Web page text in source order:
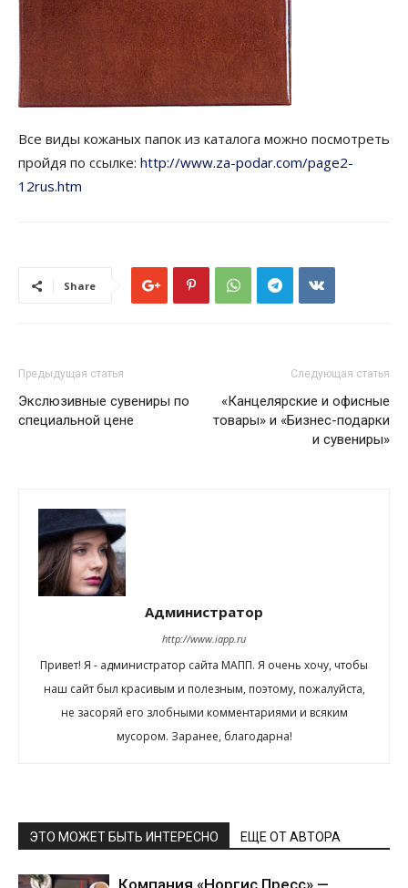
Все виды кожаных папок из каталога можно посмотреть
пройдя по ссылке: http://www.za-podar.com/page2-
12rus.htm
Share
Предыдущая статья
Экслюзивные сувениры по
специальной цене
Следующая статья
«Канцелярские и офисные
товары» и «Бизнес-подарки
и сувениры»
Администратор
http://www.iapp.ru
Привет! Я - администратор сайта МАПП. Я очень хочу, чтобы
наш сайт был красивым и полезным, поэтому, пожалуйста,
не засоряй его злобными комментариями и всяким
мусором. Заранее, благодарна!
ЭТО МОЖЕТ БЫТЬ ИНТЕРЕСНО ЕЩЕ ОТ АВТОРА
Компания «Норгис Пресс» —